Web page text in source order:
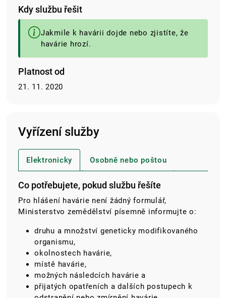
Kdy službu řešit
Jakmile k havárii dojde nebo zjistíte, že
havárie hrozí.
Platnost od
21. 11. 2020
Vyřízení služby
Elektronicky Osobně nebo poštou
Co potřebujete, pokud službu řešíte
Pro hlášení havárie není žádný formulář,
Ministerstvo zemědělství písemně informujte o:
druhu a množství geneticky modifikovaného
organismu,
okolnostech havárie,
místě havárie,
možných následcích havárie a
přijatých opatřeních a dalších postupech k